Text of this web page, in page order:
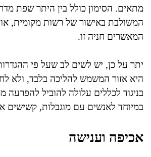
מתאים. הסימון כולל בין היתר שפת
המשולבת באישור של רשות מקומית,
המאשרים חניה זו.
יתר על כן, יש לשים לב שעל פי
היא אזור המשמש להליכה בלבד, ולא
בניגוד לכללים עלולה להוביל להפרעה
במיוחד לאנשים עם מוגבלות, קשישים
אכיפה וענישה